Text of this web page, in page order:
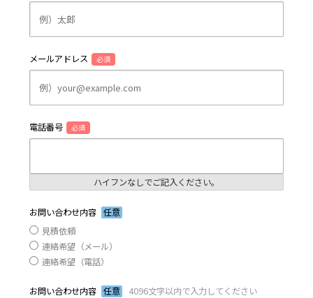
メールアドレス 必須
電話番号 必須
ハイフンなしでご記入ください。
お問い合わせ内容 任意
見積依頼
連絡希望（メール）
連絡希望（電話）
お問い合わせ内容 任意 4096文字以内で入力してください